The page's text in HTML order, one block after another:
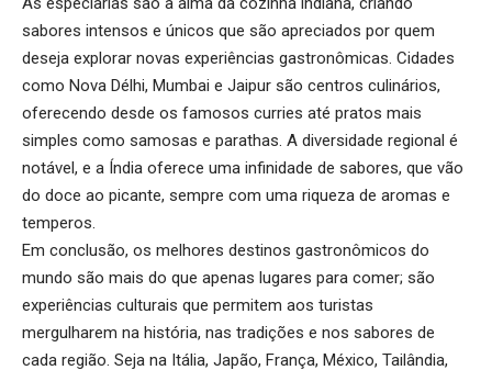
sabores intensos e únicos que são apreciados por quem
deseja explorar novas experiências gastronômicas. Cidades
como Nova Délhi, Mumbai e Jaipur são centros culinários,
oferecendo desde os famosos curries até pratos mais
simples como samosas e parathas. A diversidade regional é
notável, e a Índia oferece uma infinidade de sabores, que vão
do doce ao picante, sempre com uma riqueza de aromas e
temperos.
Em conclusão, os melhores destinos gastronômicos do
mundo são mais do que apenas lugares para comer; são
experiências culturais que permitem aos turistas
mergulharem na história, nas tradições e nos sabores de
cada região. Seja na Itália, Japão, França, México, Tailândia,